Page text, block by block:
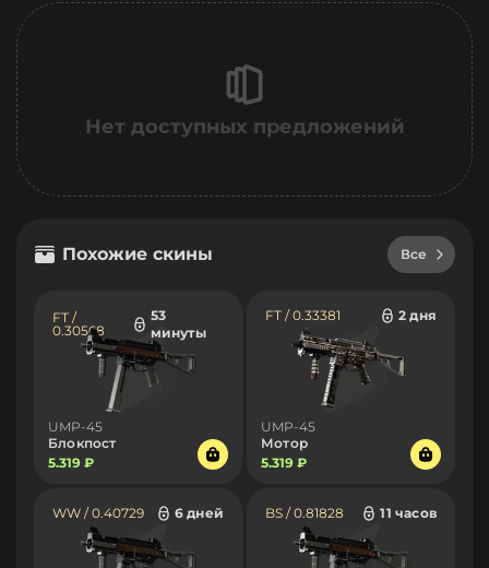
Нет доступных предложений
Похожие скины Все
FT /
0.30568
53
минуты
UMP-45
Блокпост
5.319 ₽
FT / 0.33381 2 дня
UMP-45
Мотор
5.319 ₽
WW / 0.40729 6 дней BS / 0.81828 11 часов